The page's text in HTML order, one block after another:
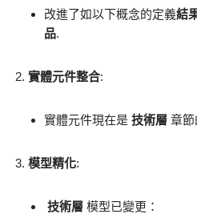
改進了如以下概念的定義結
品.
實體元件整合:
實體元件現在是 技術層 章
模型精化:
技術層 模型已變更：